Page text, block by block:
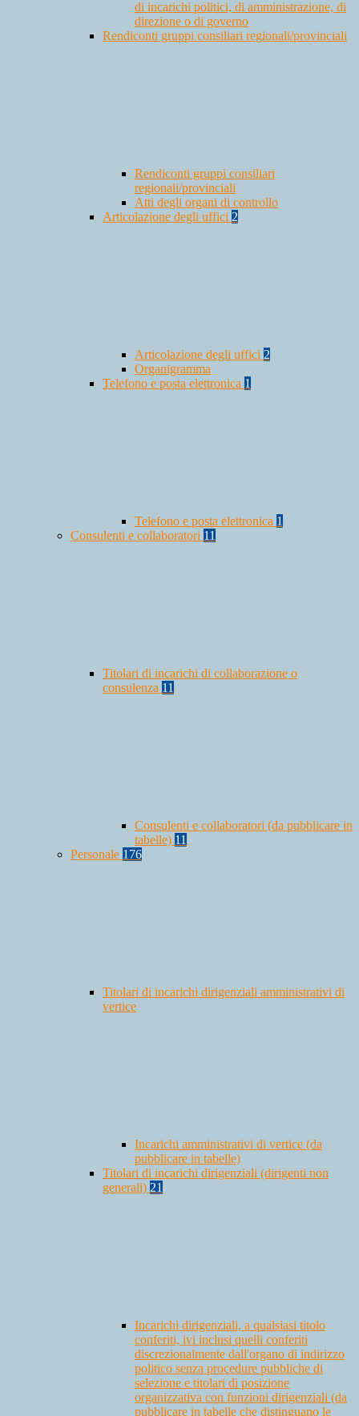
di incarichi politici, di amministrazione, di
direzione o di governo
Rendiconti gruppi consiliari regionali/provinciali
Rendiconti gruppi consiliari
regionali/provinciali
Atti degli organi di controllo
Articolazione degli uffici 2
Articolazione degli uffici 2
Organigramma
Telefono e posta elettronica 1
Telefono e posta elettronica 1
Consulenti e collaboratori 11
Titolari di incarichi di collaborazione o
consulenza 11
Consulenti e collaboratori (da pubblicare in
tabelle) 11
Personale 176
Titolari di incarichi dirigenziali amministrativi di
vertice
Incarichi amministrativi di vertice (da
pubblicare in tabelle)
Titolari di incarichi dirigenziali (dirigenti non
generali) 21
Incarichi dirigenziali, a qualsiasi titolo
conferiti, ivi inclusi quelli conferiti
discrezionalmente dall'organo di indirizzo
politico senza procedure pubbliche di
selezione e titolari di posizione
organizzativa con funzioni dirigenziali (da
pubblicare in tabelle che distinguano le